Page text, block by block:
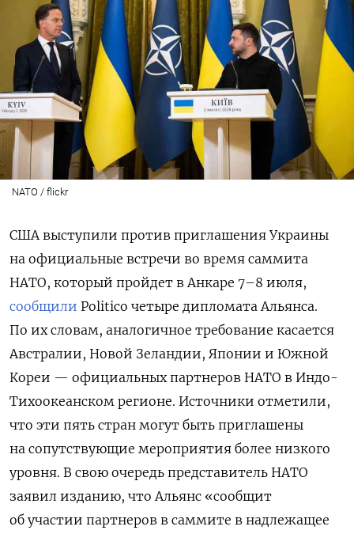
NATO / flickr
США выступили против приглашения Украины
на официальные встречи во время саммита
НАТО, который пройдет в Анкаре 7–8 июля,
сообщили Politico четыре дипломата Альянса.
По их словам, аналогичное требование касается
Австралии, Новой Зеландии, Японии и Южной
Кореи — официальных партнеров НАТО в Индо-
Тихоокеанском регионе. Источники отметили,
что эти пять стран могут быть приглашены
на сопутствующие мероприятия более низкого
уровня. В свою очередь представитель НАТО
заявил изданию, что Альянс «сообщит
об участии партнеров в саммите в надлежащее